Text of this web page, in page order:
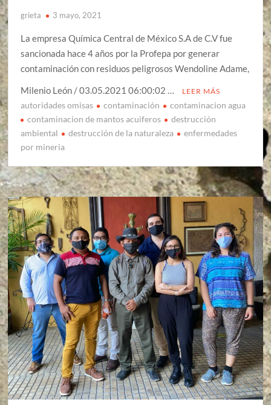
grieta 3 mayo, 2021
La empresa Química Central de México S.A de C.V fue
sancionada hace 4 años por la Profepa por generar
contaminación con residuos peligrosos Wendoline Adame,
Milenio León / 03.05.2021 06:00:02 …
LEER MÁS
autoridades omisas contaminación
contaminacion agua
contaminacion de mantos acuiferos
destrucción
ambiental
destrucción de la naturaleza
enfermedades
por mineria